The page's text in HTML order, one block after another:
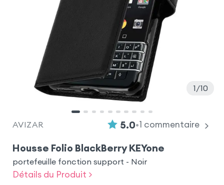
1 10
AVIZAR 5.0•1 commentaire
Housse Folio BlackBerry KEYone
portefeuille fonction support - Noir
Détails du Produit >